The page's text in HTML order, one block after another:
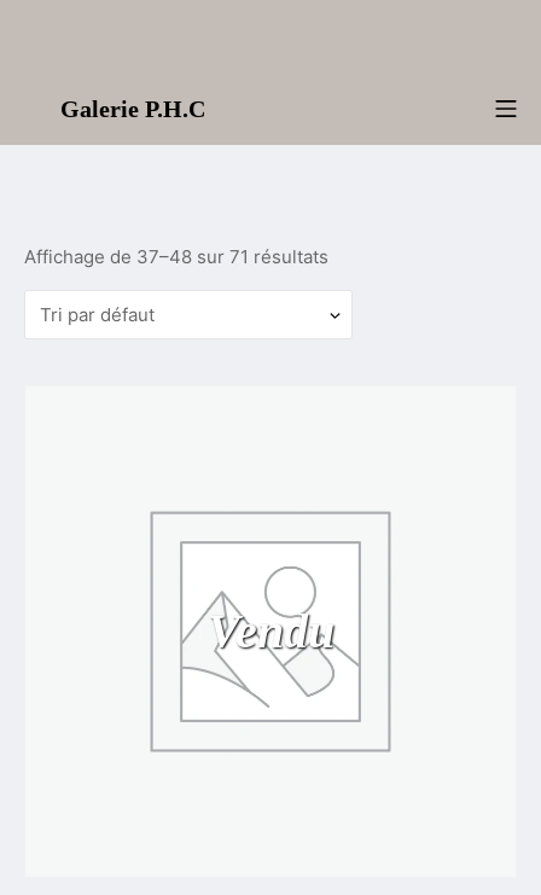
Galerie P.H.C
Affichage de 37–48 sur 71 résultats
Vendu